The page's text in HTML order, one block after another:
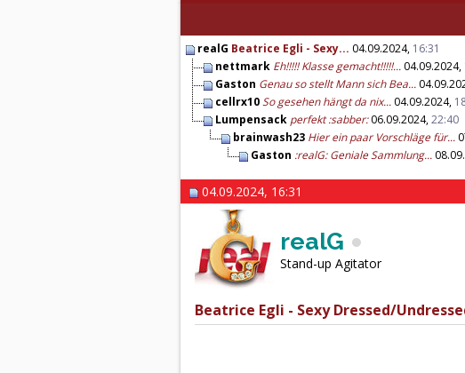
realG Beatrice Egli - Sexy... 04.09.2024, 16:31
nettmark Eh!!!!! Klasse gemacht!!!!!... 04.09.2024,
Gaston Genau so stellt Mann sich Bea...
cellrx10So gesehen hängt da nix... 04.09.2024,
Lumpensack perfekt :sabber:06.09.2024,22:40
brainwash23 Hier ein paar Vorschläge für...
Gaston :realG: Geniale Sammlung...
04.09.2024, 16:31
realG
Stand-up Agitator
Beatrice Egli - Sexy Dressed/